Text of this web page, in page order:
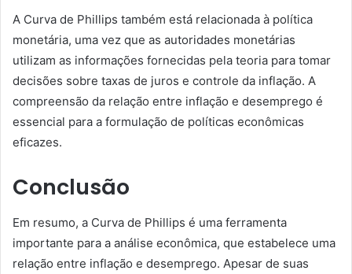
A Curva de Phillips também está relacionada à política
monetária, uma vez que as autoridades monetárias
utilizam as informações fornecidas pela teoria para tomar
decisões sobre taxas de juros e controle da inflação. A
compreensão da relação entre inflação e desemprego é
essencial para a formulação de políticas econômicas
eficazes.
Conclusão
Em resumo, a Curva de Phillips é uma ferramenta
importante para a análise econômica, que estabelece uma
relação entre inflação e desemprego. Apesar de suas